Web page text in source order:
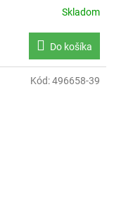
Skladom
Do košíka
Kód:496658-39